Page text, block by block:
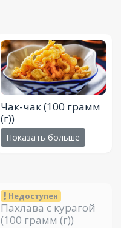
Чак-чак(100 грамм
(г))
Показать больше
Недоступен
Пахлава с курагой
(100 грамм (г))